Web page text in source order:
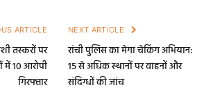
ARTICLE
तस्करों पर
में 10 आरोपी
गिरफ्तार
NEXT ARTICLE
रांची पुलिस का मेगा चेकिंग अभियान:
15 से अधिक स्थानों पर वाहनों और
संदिग्धों की जांच